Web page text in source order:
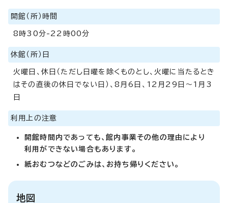
開館（所）時間
8時30分-22時00分
休館（所）日
火曜日、休日（ただし日曜を除くものとし、火曜に当たるとき
はその直後の休日でない日）、8月6日、12月29日～1月3
日
利用上の注意
開館時間内であっても、館内事業その他の理由により
利用ができない場合もあります。
紙おむつなどのごみは、お持ち帰りください。
地図